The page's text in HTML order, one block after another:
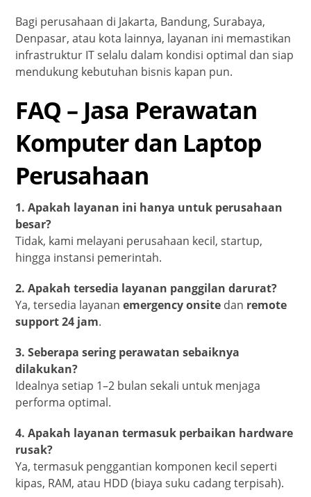
Bagi perusahaan di Jakarta, Bandung, Surabaya,
Denpasar, atau kota lainnya, layanan ini memastikan
infrastruktur IT selalu dalam kondisi optimal dan siap
mendukung kebutuhan bisnis kapan pun.
FAQ – Jasa Perawatan
Komputer dan Laptop
Perusahaan
1. Apakah layanan ini hanya untuk perusahaan
besar?
Tidak, kami melayani perusahaan kecil, startup,
hingga instansi pemerintah.
2. Apakah tersedia layanan panggilan darurat?
Ya, tersedia layananemergency onsite dan remote
support 24 jam.
3. Seberapa sering perawatan sebaiknya
dilakukan?
Idealnya setiap 1–2 bulan sekali untuk menjaga
performa optimal.
4. Apakah layanan termasuk perbaikan hardware
rusak?
Ya, termasuk penggantian komponen kecil seperti
kipas, RAM, atau HDD (biaya suku cadang terpisah).